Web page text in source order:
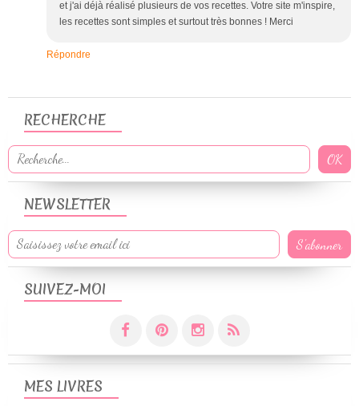
et j'ai déjà réalisé plusieurs de vos recettes. Votre site m'inspire,
les recettes sont simples et surtout très bonnes ! Merci
Répondre
NEWSLETTER
SUIVEZ-MOI
RECHERCHE
MES LIVRES